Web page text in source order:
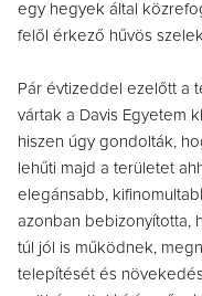
egy hegyek által
felől érkező hűvös
Pár évtizeddel ezelőtt a
vártak a Davis Egyetem
hiszen úgy gondolták,
lehűti majd a területet
elegánsabb,
azonban bebizonyította,
túl jól is működnek,
telepítését és